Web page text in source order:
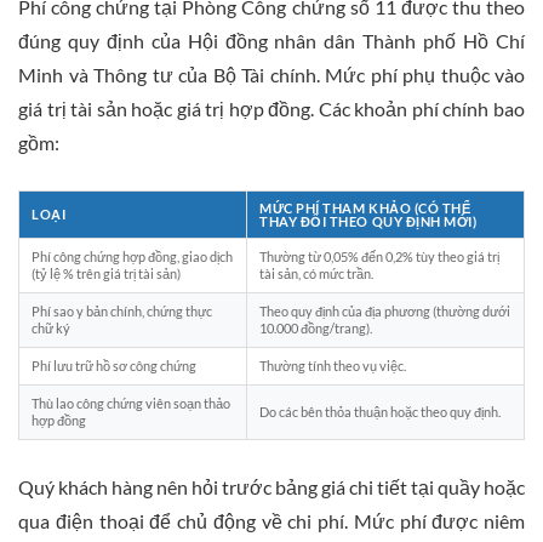
Phí công chứng tại Phòng Công chứng số 11 được thu theo
đúng quy định của Hội đồng nhân dân Thành phố Hồ Chí
Minh và Thông tư của Bộ Tài chính. Mức phí phụ thuộc vào
giá trị tài sản hoặc giá trị hợp đồng. Các khoản phí chính bao
gồm:
LOẠI
MỨC PHÍ THAM KHẢO (CÓ THỂ
THAY ĐỔI THEO QUY ĐỊNH MỚI)
Phí công chứng hợp đồng, giao dịch
(tỷ lệ % trên giá trị tài sản)
Thường từ 0,05% đến 0,2% tùy theo giá trị
tài sản, có mức trần.
Phí sao y bản chính, chứng thực
chữ ký
Theo quy định của địa phương (thường dưới
10.000 đồng/trang).
Phí lưu trữ hồ sơ công chứng Thường tính theo vụ việc.
Thù lao công chứng viên soạn thảo
hợp đồng
Do các bên thỏa thuận hoặc theo quy định.
Quý khách hàng nên hỏi trước bảng giá chi tiết tại quầy hoặc
qua điện thoại để chủ động về chi phí. Mức phí được niêm